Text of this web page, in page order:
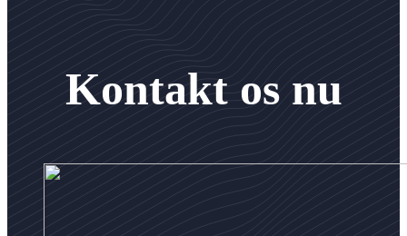
Kontakt os nu